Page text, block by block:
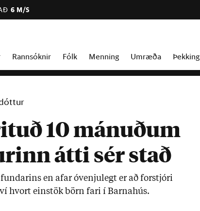
6 M/S
Rannsóknir Fólk Menning Umræða Þekking
10 mánuðum
átti sér stað
en af­ar óvenju­legt er að for­stjóri
hvort ein­stök börn fari í Barna­hús.